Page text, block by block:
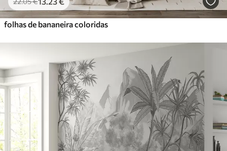
folhas de bananeira coloridas